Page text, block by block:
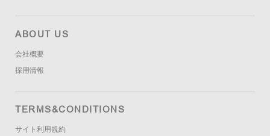
ABOUT US
会社概要
採用情報
TERMS&CONDITIONS
サイト利用規約